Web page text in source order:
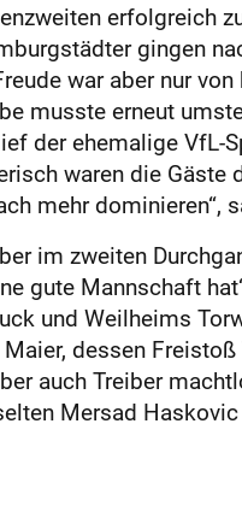
erfolgreich
gingen
war aber nur
musste erneut
der ehemalige VfL-
waren die Gäste
mehr dominieren“,
im zweiten
gute Mannschaft
und Weilheims
dessen
auch Treiber
Mersad